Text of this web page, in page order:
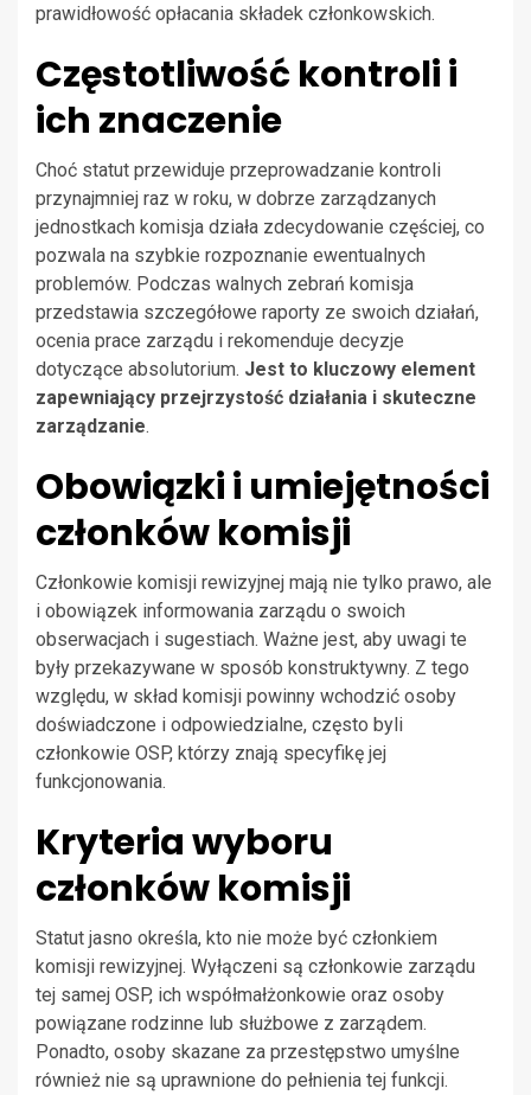
prawidłowość opłacania składek członkowskich.
Częstotliwość kontroli i
ich znaczenie
Choć statut przewiduje przeprowadzanie kontroli
przynajmniej raz w roku, w dobrze zarządzanych
jednostkach komisja działa zdecydowanie częściej, co
pozwala na szybkie rozpoznanie ewentualnych
problemów. Podczas walnych zebrań komisja
przedstawia szczegółowe raporty ze swoich działań,
ocenia prace zarządu i rekomenduje decyzje
dotyczące absolutorium. Jest to kluczowy element
zapewniający przejrzystość działania i skuteczne
zarządzanie.
Obowiązki i umiejętności
członków komisji
Członkowie komisji rewizyjnej mają nie tylko prawo, ale
i obowiązek informowania zarządu o swoich
obserwacjach i sugestiach. Ważne jest, aby uwagi te
były przekazywane w sposób konstruktywny. Z tego
względu, w skład komisji powinny wchodzić osoby
doświadczone i odpowiedzialne, często byli
członkowie OSP, którzy znają specyfikę jej
funkcjonowania.
Kryteria wyboru
członków komisji
Statut jasno określa, kto nie może być członkiem
komisji rewizyjnej. Wyłączeni są członkowie zarządu
tej samej OSP, ich współmałżonkowie oraz osoby
powiązane rodzinne lub służbowe z zarządem.
Ponadto, osoby skazane za przestępstwo umyślne
również nie są uprawnione do pełnienia tej funkcji.